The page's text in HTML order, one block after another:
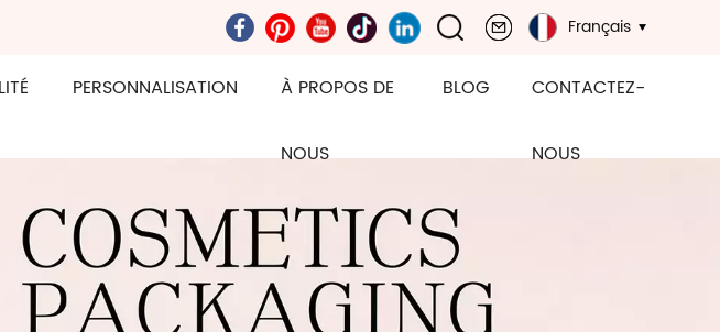
Français
PERSONNALISATION À PROPOS DE
NOUS
BLOG CONTACTEZ-
NOUS